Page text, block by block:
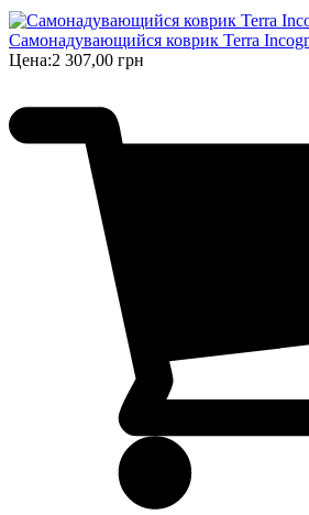
Самонадувающийся коврик Terra
Цена:2 307,00 грн